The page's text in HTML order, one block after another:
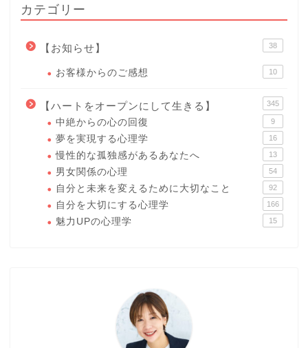
カテゴリー
【お知らせ】 38
お客様からのご感想 10
【ハートをオープンにして生きる】 345
中絶からの心の回復 9
夢を実現する心理学 16
慢性的な孤独感があるあなたへ 13
男女関係の心理 54
自分と未来を変えるために大切なこと 92
自分を大切にする心理学 166
魅力UPの心理学 15